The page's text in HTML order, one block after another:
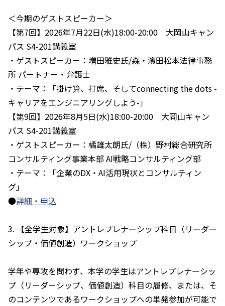
＜今期のゲストスピーカー＞
【第7回】2026年7月22日(水)18:00-20:00 大岡山キャン
パス S4-201講義室
・ゲストスピーカー：増田雅史氏/森・濱田松本法律事務
所 パートナー・弁護士
・テーマ：「掛け算、打席、そしてconnecting the dots -
キャリアをエンジニアリングしよう-」
【第9回】2026年8月5日(水)18:00-20:00 大岡山キャン
パス S4-201講義室
・ゲストスピーカー：橘雄太朗氏/（株）野村総合研究所
コンサルティング事業本部 AI戦略コンサルティング部
・テーマ：「企業のDX・AI活用現状とコンサルティン
グ」
●詳細・申込
3. 【全学生対象】アントレプレナーシップ科目（リーダー
シップ・価値創造）ワークショップ
学年や専攻を問わず、本学の学生はアントレプレナーシッ
プ（リーダーシップ、価値創造）科目の履修、または、そ
のコンテンツであるワークショップへの単発参加が可能で